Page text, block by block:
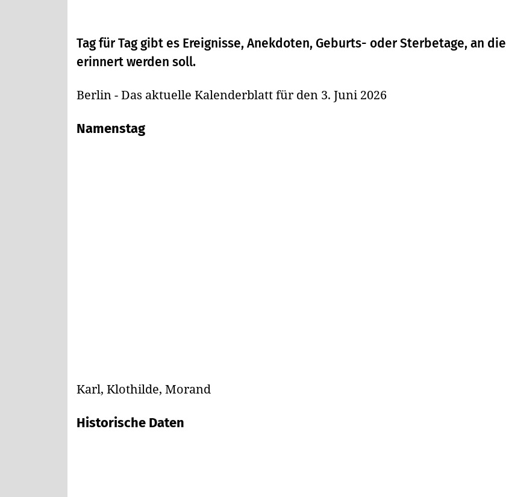
Tag für Tag gibt es Ereignisse, Anekdoten, Geburts- oder Sterbetage, an die
erinnert werden soll.
Berlin - Das aktuelle Kalenderblatt für den 3. Juni 2026
Namenstag
Karl, Klothilde, Morand
Historische Daten